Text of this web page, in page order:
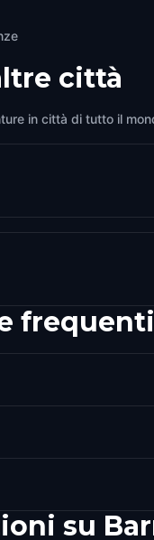
città
in città di tutto il
frequenti
su